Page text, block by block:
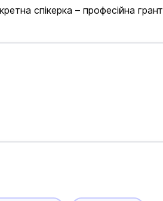
спікерка – професійна